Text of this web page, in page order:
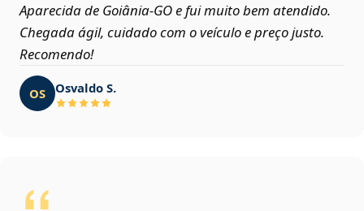
Aparecida de Goiânia‑GO e fui muito bem atendido.
Chegada ágil, cuidado com o veículo e preço justo.
Recomendo!
OS Osvaldo S.